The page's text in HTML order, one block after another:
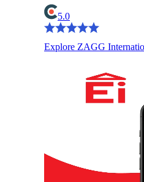
5.0
Explore ZAGG